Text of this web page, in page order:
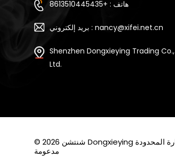
هاتف : +8613510445435
بريد إلكتروني : nancy@xifei.net.cn
Shenzhen Dongxieying Trading Co.,
Ltd.
مدعومة